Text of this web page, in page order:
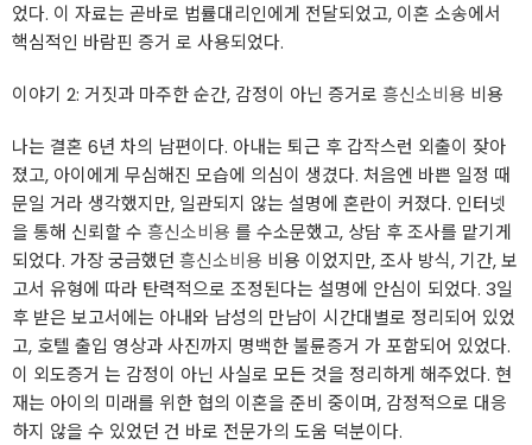
었다. 이 자료는 곧바로 법률대리인에게 전달되었고, 이혼 소송에서
핵심적인 바람핀 증거 로 사용되었다.
이야기 2: 거짓과 마주한 순간, 감정이 아닌 증거로 흥신소비용 비용
나는 결혼 6년 차의 남편이다. 아내는 퇴근 후 갑작스런 외출이 잦아
졌고, 아이에게 무심해진 모습에 의심이 생겼다. 처음엔 바쁜 일정 때
문일 거라 생각했지만, 일관되지 않는 설명에 혼란이 커졌다. 인터넷
을 통해 신뢰할 수 흥신소비용 를 수소문했고, 상담 후 조사를 맡기게
되었다. 가장 궁금했던 흥신소비용 비용 이었지만, 조사 방식, 기간, 보
고서 유형에 따라 탄력적으로 조정된다는 설명에 안심이 되었다. 3일
후 받은 보고서에는 아내와 남성의 만남이 시간대별로 정리되어 있었
고, 호텔 출입 영상과 사진까지 명백한 불륜증거 가 포함되어 있었다.
이 외도증거 는 감정이 아닌 사실로 모든 것을 정리하게 해주었다. 현
재는 아이의 미래를 위한 협의 이혼을 준비 중이며, 감정적으로 대응
하지 않을 수 있었던 건 바로 전문가의 도움 덕분이다.